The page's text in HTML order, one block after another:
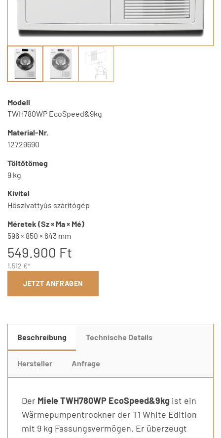
Modell
TWH780WP EcoSpeed&9kg
Material-Nr.
12729690
Töltőtömeg
9 kg
Kivitel
Hőszivattyús szárítógép
Méretek (Sz × Ma × Mé)
596 × 850 × 643 mm
549.900 Ft
1.512 €*
JETZT ANFRAGEN
Beschreibung Technische Details
Hersteller Anfrage
Der Miele TWH780WP EcoSpeed&9kg ist ein
Wärmepumpentrockner der T1 White Edition
mit 9 kg Fassungsvermögen. Er überzeugt